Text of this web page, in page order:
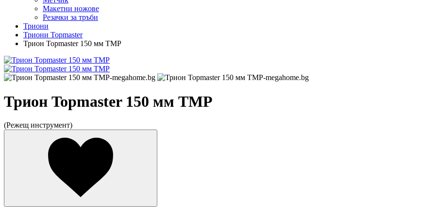
Макетни ножове
Резачки за тръби
Триони
Триони Topmaster
Трион Topmaster 150 мм TMP
Трион Topmaster 150 мм TMP
(Режещ инструмент)